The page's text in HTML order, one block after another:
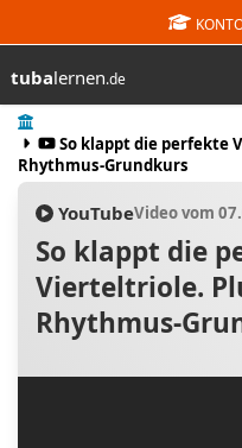
tubalernen.de
Start
So klappt die perfekte
Rhythmus-Grundkurs
YouTubeVideo vom
So klappt die
Vierteltriole.
Rhythmus-